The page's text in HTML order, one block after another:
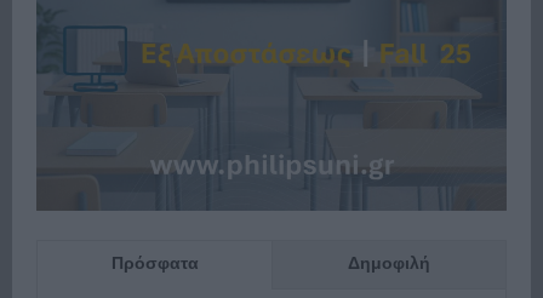
Πρόσφατα Δημοφιλή